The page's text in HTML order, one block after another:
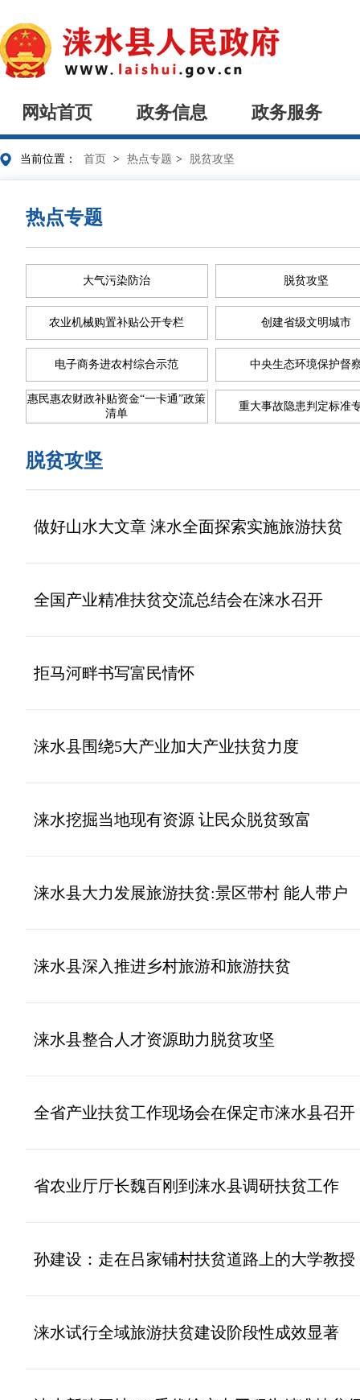
网站首页 政务信息 政务服务
当前位置： 首页 > 热点专题 > 脱贫攻坚
热点专题
大气污染防治 脱贫攻坚
农业机械购置补贴公开专栏 创建省级文明城市
电子商务进农村综合示范 中央生态环境保护督
惠民惠农财政补贴资金“一卡通”政策
清单
重大事故隐患判定标准
脱贫攻坚
做好山水大文章 涞水全面探索实施旅游扶贫
全国产业精准扶贫交流总结会在涞水召开
拒马河畔书写富民情怀
涞水县围绕5大产业加大产业扶贫力度
涞水挖掘当地现有资源 让民众脱贫致富
涞水县大力发展旅游扶贫:景区带村 能人带户
涞水县深入推进乡村旅游和旅游扶贫
涞水县整合人才资源助力脱贫攻坚
全省产业扶贫工作现场会在保定市涞水县召开
省农业厅厅长魏百刚到涞水县调研扶贫工作
孙建设：走在吕家铺村扶贫道路上的大学教授
涞水试行全域旅游扶贫建设阶段性成效显著